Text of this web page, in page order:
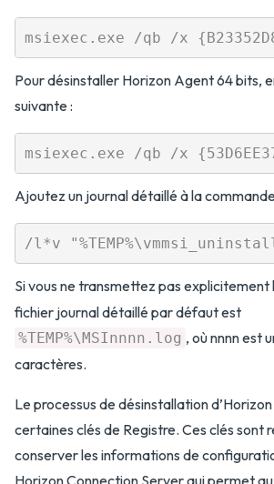
Pour désinstaller Horizon Agent 64 bits,
suivante :
Ajoutez un journal détaillé à la
Si vous ne transmettez pas explicitement
fichier journal détaillé par défaut est
%TEMP%\MSInnnn.log , où nnnn est
caractères.
Le processus de désinstallation
certaines clés de Registre. Ces clés sont
conserver les informations de
Horizon Connection Server qui permet